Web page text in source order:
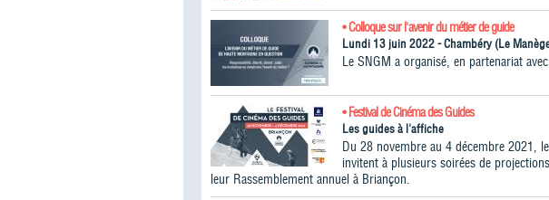
• Colloque sur l'avenir du métier de guide
Lundi 13 juin 2022 - Chambéry (Le
Le SNGM a organisé, en partenariat avec
• Festival de Cinéma des Guides
Les guides à l'affiche
Du 28 novembre au 4 décembre 2021,
invitent à plusieurs soirées de
leur Rassemblement annuel à Briançon.